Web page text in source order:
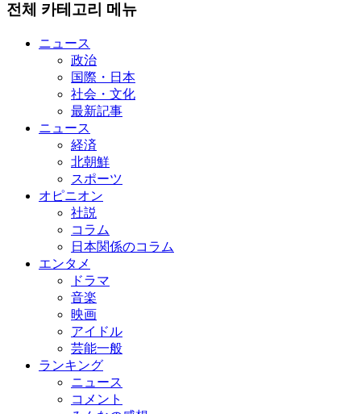
전체 카테고리 메뉴
ニュース
政治
国際・日本
社会・文化
最新記事
ニュース
経済
北朝鮮
スポーツ
オピニオン
社説
コラム
日本関係のコラム
エンタメ
ドラマ
音楽
映画
アイドル
芸能一般
ランキング
ニュース
コメント